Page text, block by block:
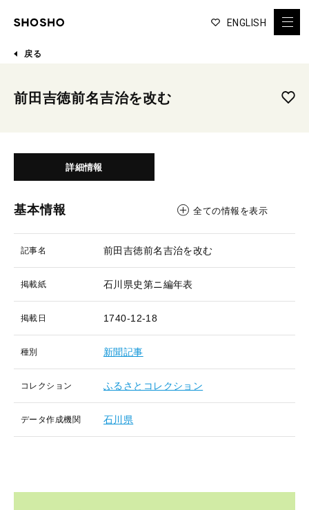
ENGLISH
戻る
前田吉徳前名吉治を改む
詳細情報
基本情報 全ての情報を表示
記事名 前田吉徳前名吉治を改む
掲載紙 石川県史第ニ編年表
掲載日 1740-12-18
種別 新聞記事
コレクション ふるさとコレクション
データ作成機関 石川県